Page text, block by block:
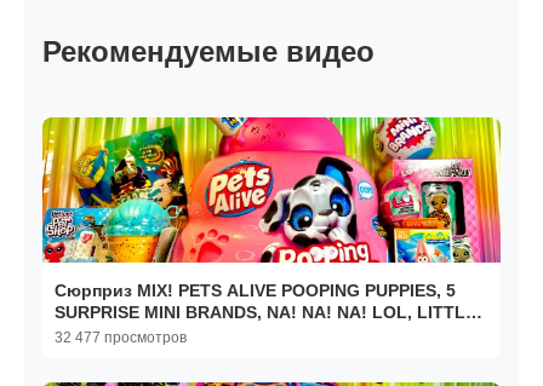
Рекомендуемые видео
Сюрприз MIX! PETS ALIVE POOPING PUPPIES, 5
SURPRISE MINI BRANDS, NA! NA! NA! LOL, LITTLET
PET SHOP
32 477 просмотров